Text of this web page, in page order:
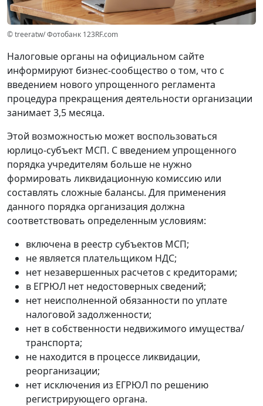
© treeratw/ Фотобанк 123RF.com
Налоговые органы на официальном сайте
информируют бизнес-сообщество о том, что с
введением нового упрощенного регламента
процедура прекращения деятельности организации
занимает 3,5 месяца.
Этой возможностью может воспользоваться
юрлицо-субъект МСП. С введением упрощенного
порядка учредителям больше не нужно
формировать ликвидационную комиссию или
составлять сложные балансы. Для применения
данного порядка организация должна
соответствовать определенным условиям:
включена в реестр субъектов МСП;
не является плательщиком НДС;
нет незавершенных расчетов с кредиторами;
в ЕГРЮЛ нет недостоверных сведений;
нет неисполненной обязанности по уплате
налоговой задолженности;
нет в собственности недвижимого имущества/
транспорта;
не находится в процессе ликвидации,
реорганизации;
нет исключения из ЕГРЮЛ по решению
регистрирующего органа.